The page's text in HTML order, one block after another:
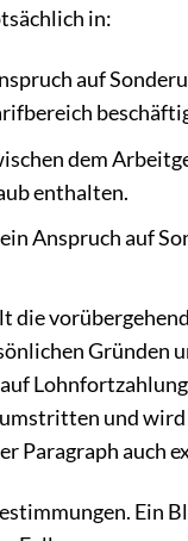
in:
auf
dem
enthalten.
Anspruch auf
die
Gründen
und
auch
Ein